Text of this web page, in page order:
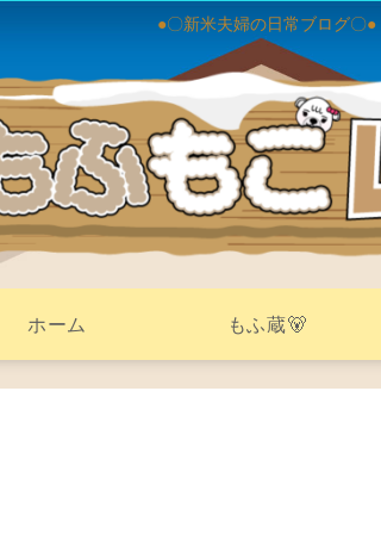
●〇新米夫婦の日常ブログ〇●
ホーム もふ蔵🐻